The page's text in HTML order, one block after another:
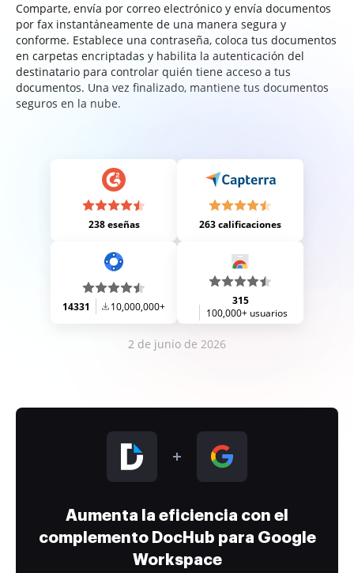
Comparte, envía por correo electrónico y envía documentos
por fax instantáneamente de una manera segura y
conforme. Establece una contraseña, coloca tus documentos
en carpetas encriptadas y habilita la autenticación del
destinatario para controlar quién tiene acceso a tus
documentos. Una vez finalizado, mantiene tus documentos
seguros en la nube.
238 eseñas 263 calificaciones
14331 10,000,000+
315
100,000+ usuarios
2 de junio de 2026
Aumenta la eficiencia con el
complemento DocHub para Google
Workspace